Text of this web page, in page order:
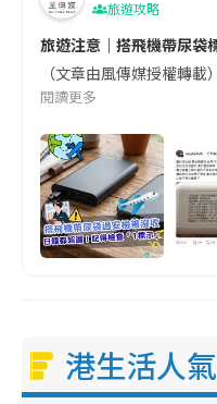
旅遊攻略
旅遊注意｜搭飛機帶尿袋
（文章由風傳媒授權轉
閱讀更多
港生活人